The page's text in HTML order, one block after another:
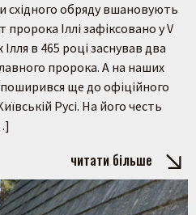
східного обряду вшановують
Іллі зафіксовано у V
в 465 році заснував два
пророка. А на наших
поширився ще до офіційного
Русі. На його честь
читати більше